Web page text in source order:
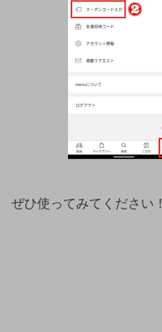
ぜひ使ってみてください！